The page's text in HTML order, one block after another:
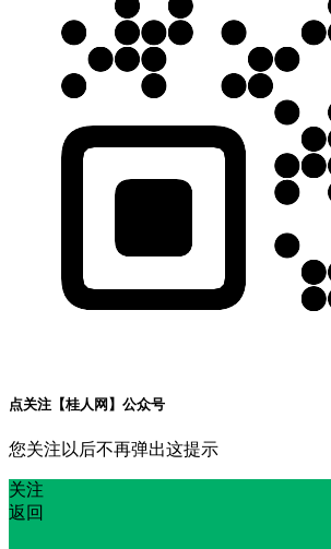
点关注【桂人网】公众号
您关注以后不再弹出这提示
关注
返回